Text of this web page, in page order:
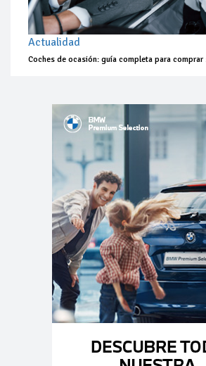
Actualidad
Coches de ocasión: guía completa para comprar